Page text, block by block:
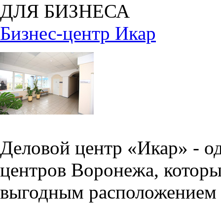
ДЛЯ БИЗНЕСА
Бизнес-центр Икар
Деловой центр «Икар» -
центров Воронежа,
выгодным